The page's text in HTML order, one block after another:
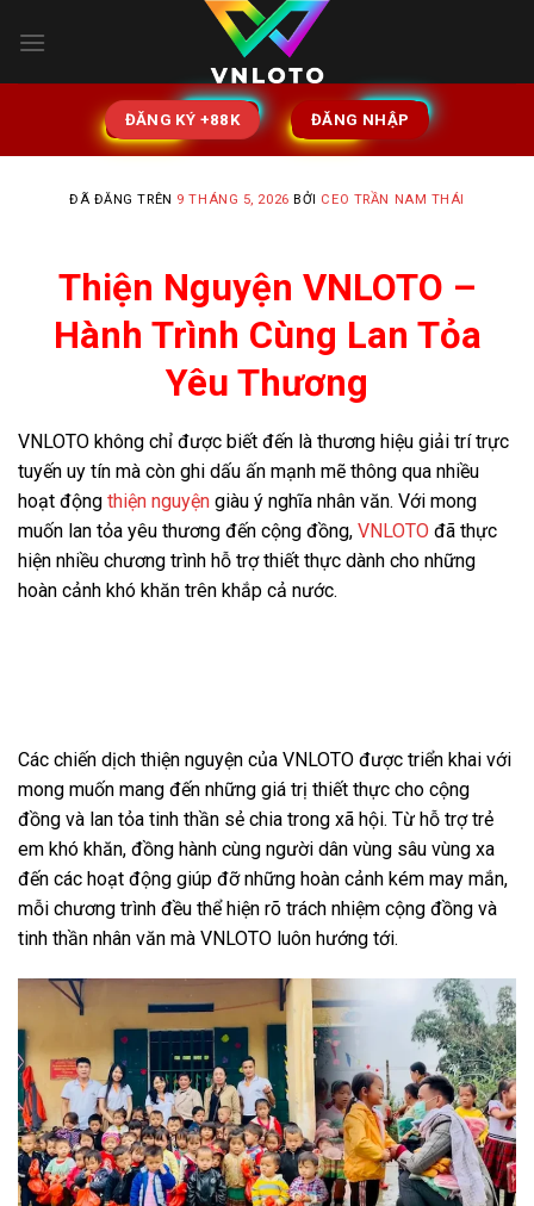
đến
ĐĂNG KÝ +88K ĐĂNG NHẬP
ĐÃ ĐĂNG TRÊN 9 THÁNG 5, 2026 BỞI CEO TRẦN NAM THÁI
Thiện Nguyện VNLOTO –
Hành Trình Cùng Lan Tỏa
Yêu Thương
VNLOTO không chỉ được biết đến là thương hiệu giải trí trực
tuyến uy tín mà còn ghi dấu ấn mạnh mẽ thông qua nhiều
hoạt động thiện nguyện giàu ý nghĩa nhân văn. Với mong
muốn lan tỏa yêu thương đến cộng đồng, VNLOTO đã thực
hiện nhiều chương trình hỗ trợ thiết thực dành cho những
hoàn cảnh khó khăn trên khắp cả nước.
Các chiến dịch thiện nguyện của VNLOTO được triển khai với
mong muốn mang đến những giá trị thiết thực cho cộng
đồng và lan tỏa tinh thần sẻ chia trong xã hội. Từ hỗ trợ trẻ
em khó khăn, đồng hành cùng người dân vùng sâu vùng xa
đến các hoạt động giúp đỡ những hoàn cảnh kém may mắn,
mỗi chương trình đều thể hiện rõ trách nhiệm cộng đồng và
tinh thần nhân văn mà VNLOTO luôn hướng tới.